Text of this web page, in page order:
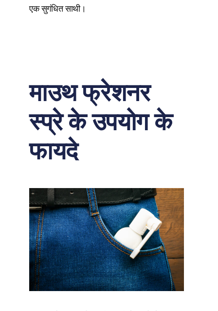
एक सुगंधित साथी।
माउथ फ्रेशनर
स्प्रे के उपयोग के
फायदे